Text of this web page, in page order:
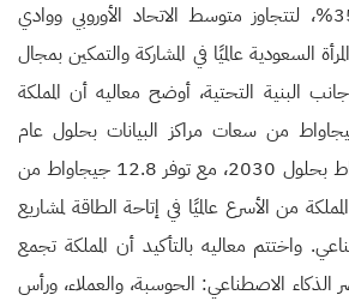
ارتفعت من 7% إلى 35%، لتتجاوز متوسط الاتحاد الأوروبي ووادي
السعودية عالميًا في المشاركة والتمكين بمجال
البنية التحتية، أوضح معاليه أن المملكة
على بناء 6.9 جيجاواط من سعات مراكز البيانات بحلول عام
2034، تبدأ بـ 3 جيجاواط بحلول 2030، مع توفر 12.8 جيجاواط من
من الأسرع عالميًا في إتاحة الطاقة لمشاريع
واختتم معاليه بالتأكيد أن المملكة تجمع
الذكاء الاصطناعي: الحوسبة، والعملاء، ورأس